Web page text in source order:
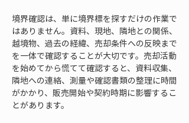
境界確認は、単に境界標を探すだけの作業で
はありません。資料、現地、隣地との関係、
越境物、過去の経緯、売却条件への反映まで
を一体で確認することが大切です。売却活動
を始めてから慌てて確認すると、資料収集、
隣地への連絡、測量や確認書類の整理に時間
がかかり、販売開始や契約時期に影響するこ
とがあります。